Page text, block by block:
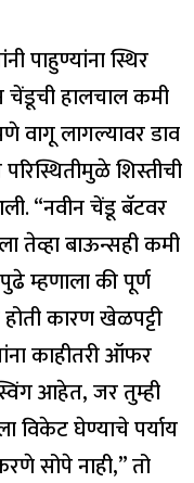
पाहुण्यांना स्थिर
चेंडूची हालचाल कमी
वागू लागल्यावर डाव
शिस्तीची
“नवीन चेंडू बॅटवर
तेव्हा बाऊन्सही कमी
म्हणाला की पूर्ण
कारण खेळपट्टी
काहीतरी ऑफर
आहेत, जर तुम्ही
विकेट घेण्याचे पर्याय
सोपे नाही,” तो